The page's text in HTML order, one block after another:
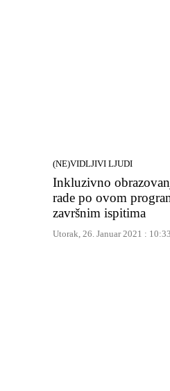
(NE)VIDLJIVI LJUDI
Inkluzivno
rade po ovom
završnim ispitima
Utorak, 26. Januar 2021 : 10:33